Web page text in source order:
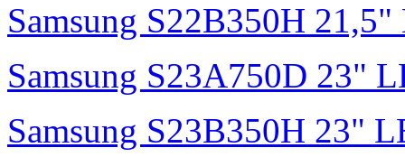
Samsung S22B350H
Samsung S23A750D 23"
Samsung S23B350H 23"